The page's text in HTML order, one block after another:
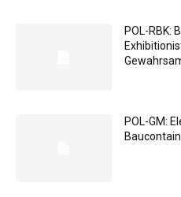
POL-RBK:
POL-GM: